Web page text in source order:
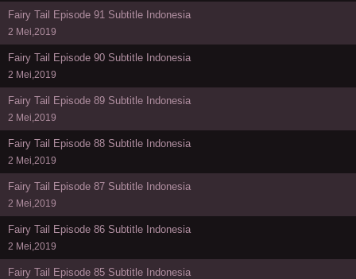
Fairy Tail Episode 91 Subtitle Indonesia
2 Mei,2019
Fairy Tail Episode 90 Subtitle Indonesia
2 Mei,2019
Fairy Tail Episode 89 Subtitle Indonesia
2 Mei,2019
Fairy Tail Episode 88 Subtitle Indonesia
2 Mei,2019
Fairy Tail Episode 87 Subtitle Indonesia
2 Mei,2019
Fairy Tail Episode 86 Subtitle Indonesia
2 Mei,2019
Fairy Tail Episode 85 Subtitle Indonesia